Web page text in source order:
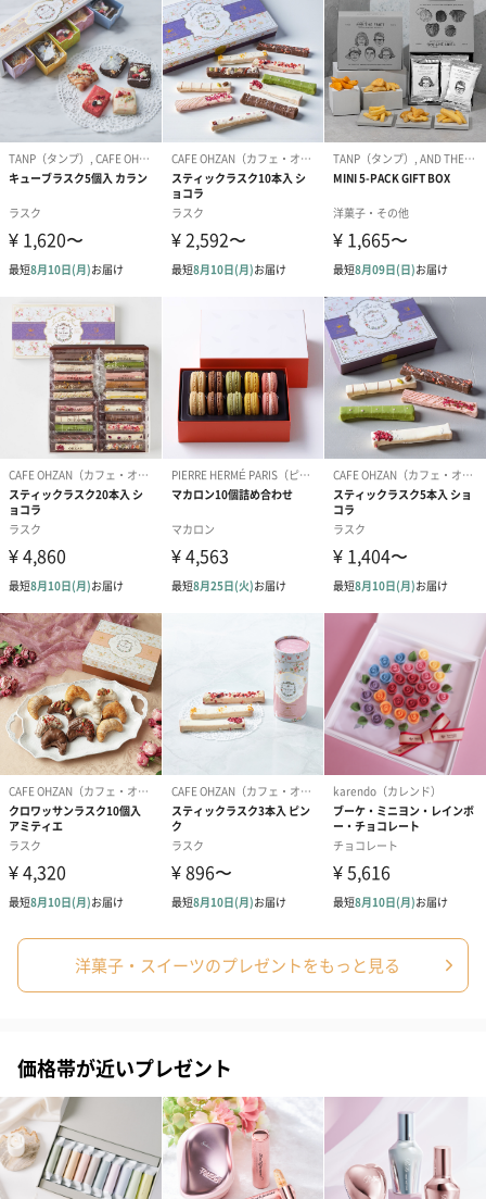
送料について
複数点を同一住所へご配送希望をいただきました場合
にも、冷凍ケーキは発送の都合上、1点ずつ配送費用が
必要となります。
また、同ブランドの常温商品と一緒にご注文をいただ
いた場合も、同梱しての配送ができかねるため、商品
の配送形態ごとに配送費用が必要となります。
あらかじめご了承くださいませ。
※複数ご注文をいただきました場合にはご注文の後日
に2点目以降の送料（追加で発生する送料）をご請求さ
せていただくご連絡が届きます。
洋菓子・スイーツのプレゼントをもっと見る
価格帯が近いプレゼント